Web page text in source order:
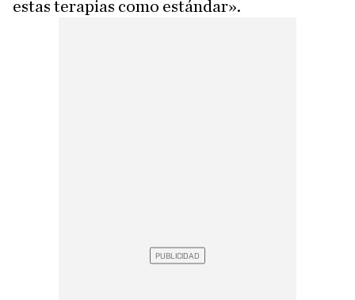
estas terapias como estándar».